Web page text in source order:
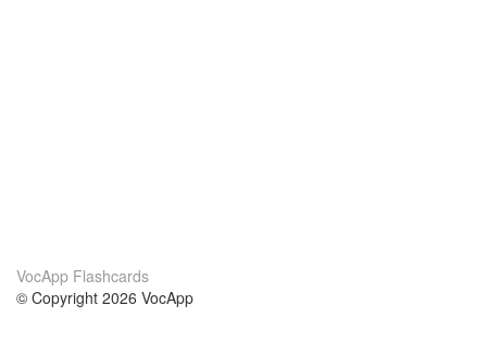
VocApp Flashcards
© Copyright 2026 VocApp